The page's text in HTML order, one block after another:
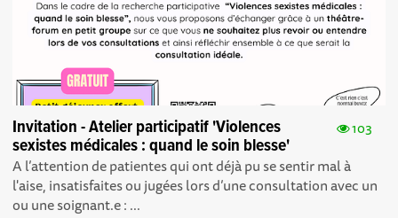
103
Invitation - Atelier participatif 'Violences
sexistes médicales : quand le soin blesse'
A l’attention de patientes qui ont déjà pu se sentir mal à
l'aise, insatisfaites ou jugées lors d’une consultation avec un
ou une soignant.e : ...